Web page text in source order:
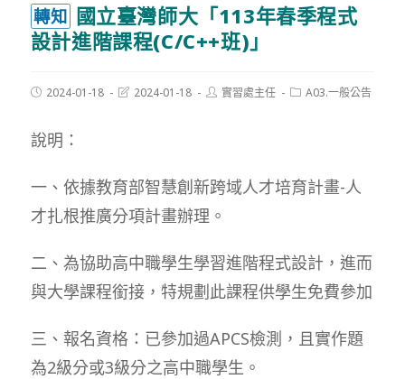
轉知 國立臺灣師大「113年春季程式
設計進階課程(C/C++班)」
Post2024-01-18
Post2024-01-18
Post實習處主任
PostA03.一般公告
說明：
一、依據教育部智慧創新跨域人才培育計畫-人
才扎根推廣分項計畫辦理。
二、為協助高中職學生學習進階程式設計，進而
與大學課程銜接，特規劃此課程供學生免費參加
三、報名資格：已參加過APCS檢測，且實作題
為2級分或3級分之高中職學生。